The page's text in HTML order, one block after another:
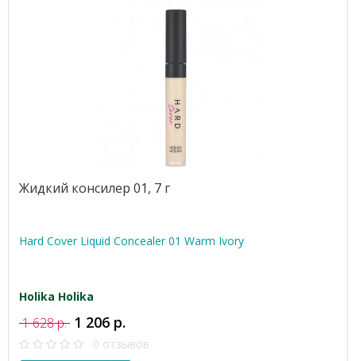
Жидкий консилер 01, 7 г
Hard Cover Liquid Concealer 01 Warm Ivory
Holika Holika
1 628 р. 1 206 р.
0 отзывов